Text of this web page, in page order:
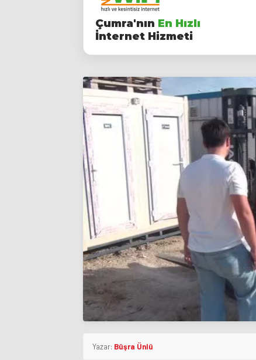
Çumra'nın En Hızlı
İnternet Hizmeti
Yazar: Büşra Ünlü